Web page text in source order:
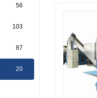
56
103
87
20